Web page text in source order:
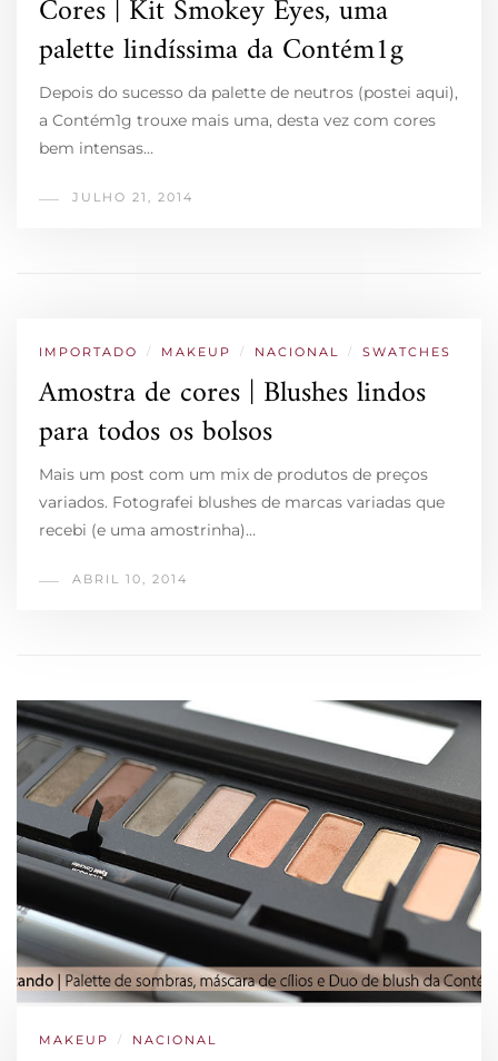
Cores | Kit Smokey Eyes, uma
palette lindíssima da Contém1g
Depois do sucesso da palette de neutros (postei aqui),
a Contém1g trouxe mais uma, desta vez com cores
bem intensas…
JULHO 21, 2014
IMPORTADO / MAKEUP / NACIONAL / SWATCHES
Amostra de cores | Blushes lindos
para todos os bolsos
Mais um post com um mix de produtos de preços
variados. Fotografei blushes de marcas variadas que
recebi (e uma amostrinha)…
ABRIL 10, 2014
MAKEUP / NACIONAL